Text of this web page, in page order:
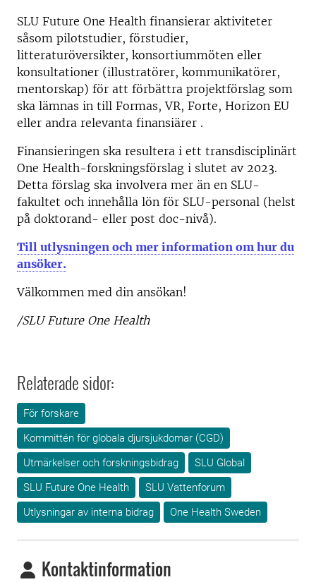
SLU Future One Health finansierar aktiviteter
såsom pilotstudier, förstudier,
litteraturöversikter, konsortiummöten eller
konsultationer (illustratörer, kommunikatörer,
mentorskap) för att förbättra projektförslag som
ska lämnas in till Formas, VR, Forte, Horizon EU
eller andra relevanta finansiärer .
Finansieringen ska resultera i ett transdisciplinärt
One Health-forskningsförslag i slutet av 2023.
Detta förslag ska involvera mer än en SLU-
fakultet och innehålla lön för SLU-personal (helst
på doktorand- eller post doc-nivå).
Till utlysningen och mer information om hur du
ansöker.
Välkommen med din ansökan!
/SLU Future One Health
Relaterade sidor:
För forskare
Kommittén för globala djursjukdomar (CGD)
Utmärkelser och forskningsbidrag
SLU Global
SLU Future One Health
SLU Vattenforum
Utlysningar av interna bidrag
One Health Sweden
Kontaktinformation